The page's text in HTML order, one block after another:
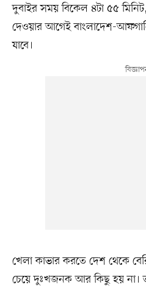
দুবাইর সময় বিকেল ৪টা ৫৫
দেওয়ার আগেই বাংলাদেশ-
যাবে।
খেলা কাভার করতে দেশ থেকে
চেয়ে দুঃখজনক আর কিছু হয় না।